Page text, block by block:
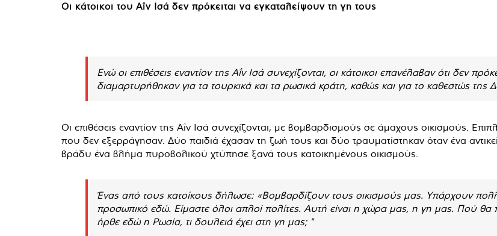
Οι κάτοικοι του Αΐν Ισά δεν πρόκειται να εγκαταλείψουν τη γη τους
Ενώ οι επιθέσεις εναντίον της Αΐν Ισά συνεχίζονται, οι κάτοικοι επανέλαβαν ότι δεν
διαμαρτυρήθηκαν για τα τουρκικά και τα ρωσικά κράτη, καθώς και για το καθεστώς της
Οι επιθέσεις εναντίον της Αΐν Ισά συνεχίζονται, με βομβαρδισμούς σε άμαχους οικισμούς.
που δεν εξερράγησαν. Δύο παιδιά έχασαν τη ζωή τους και δύο τραυματίστηκαν όταν ένα
βράδυ ένα βλήμα πυροβολικού χτύπησε ξανά τους κατοικημένους οικισμούς.
Ένας από τους κατοίκους δήλωσε: «Βομβαρδίζουν τους οικισμούς μας. Υπάρχουν
προσωπικό εδώ. Είμαστε όλοι απλοί πολίτες. Αυτή είναι η χώρα μας, η γη μας. Πού θα
ήρθε εδώ η Ρωσία, τι δουλειά έχει στη γη μας; "